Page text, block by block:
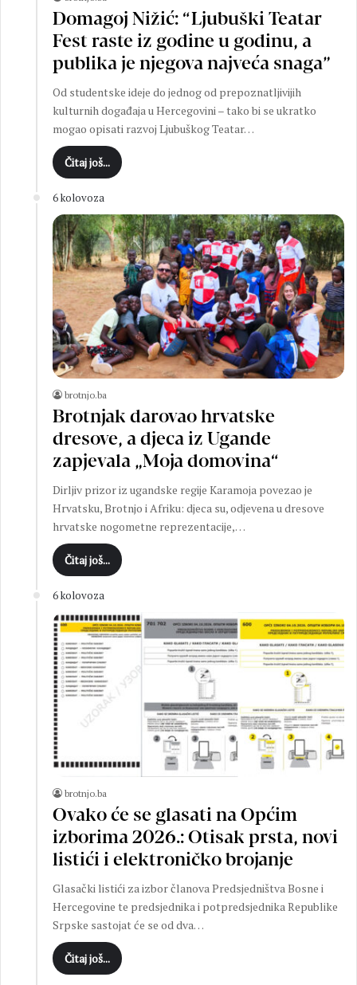
Domagoj Nižić: “Ljubuški Teatar
Fest raste iz godine u godinu, a
publika je njegova najveća snaga”
Od studentske ideje do jednog od prepoznatljivijih
kulturnih događaja u Hercegovini – tako bi se ukratko
mogao opisati razvoj Ljubuškog Teatar…
Čitaj još...
6 kolovoza
brotnjo.ba
Brotnjak darovao hrvatske
dresove, a djeca iz Ugande
zapjevala „Moja domovina“
Dirljiv prizor iz ugandske regije Karamoja povezao je
Hrvatsku, Brotnjo i Afriku: djeca su, odjevena u dresove
hrvatske nogometne reprezentacije,…
Čitaj još...
6 kolovoza
brotnjo.ba
Ovako će se glasati na Općim
izborima 2026.: Otisak prsta, novi
listići i elektroničko brojanje
Glasački listići za izbor članova Predsjedništva Bosne i
Hercegovine te predsjednika i potpredsjednika Republike
Srpske sastojat će se od dva…
Čitaj još...